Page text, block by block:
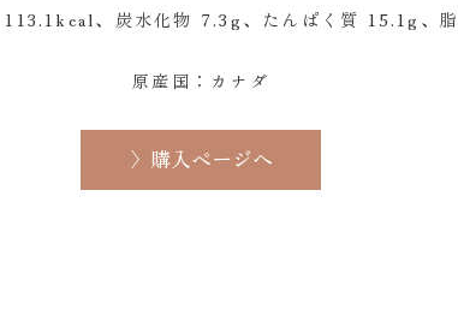
、炭水化物 7.3g、たんぱく質 15.1g、
原産国：カナダ
〉購入ページへ